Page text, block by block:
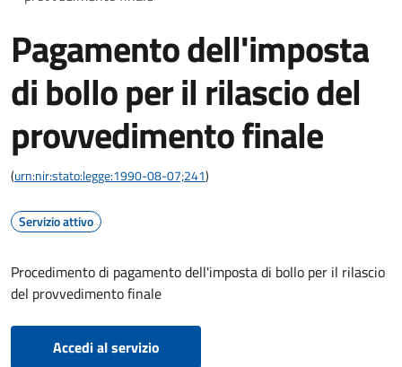
Pagamento dell'imposta
di bollo per il rilascio del
provvedimento finale
(urn:nir:stato:legge:1990-08-07;241)
Servizio attivo
Procedimento di pagamento dell'imposta di bollo per il rilascio
del provvedimento finale
Accedi al servizio